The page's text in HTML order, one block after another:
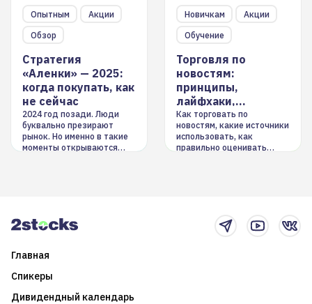
Опытным
Акции
Обзор
Стратегия
«Аленки» — 2025:
когда покупать, как
не сейчас
2024 год позади. Люди
буквально презирают
рынок. Но именно в такие
моменты открываются
Новичкам
Акции
Обучение
Торговля по
новостям:
принципы,
лайфхаки,
инструменты
Как торговать по
новостям, какие источники
использовать, как
правильно оценивать
Главная
Спикеры
Дивидендный календарь